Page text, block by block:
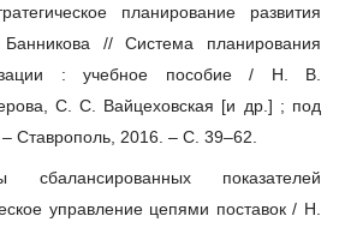
планирование развития
// Система планирования
: учебное пособие / Н. В.
С. С. Вайцеховская [и др.] ; под
Ставрополь, 2016. – С. 39–62.
сбалансированных показателей
управление цепями поставок / Н.